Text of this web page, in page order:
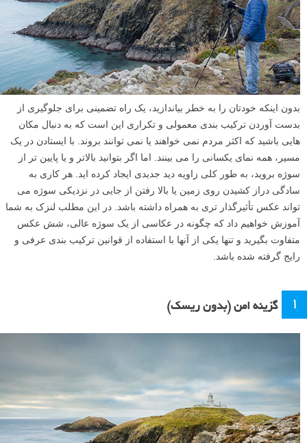
بدون اینکه خودتان را به خطر بیاندازید، یک راه تضمینی برای جلوگیری از
بدست آوردن ترکیب بندی معمولی و تکراری این است که به دنبال مکان
هایی باشید که اکثر مردم نمی خواهند یا نمی توانند بروند. با ایستادن در یک
مسیر، همه نمای یکسانی را می بینند. اما اگر بتوانید بالاتر و یا پایین تر از
سوژه بروید، به طور کلی زاویه دید جدیدی ایجاد کرده اید. هر کاری به
سادگی دراز کشیدن روی زمین یا بالا رفتن از جایی در نزدیکی سوژه می
تواند عکس تأثیرگذار تری به همراه داشته باشد. در این مطلب لنزک به شما
آموزش خواهیم داد که چگونه در عکاسی از یک سوژه عالی، شش عکس
متفاوت بگیرید و تنها یکی از آنها با استفاده از قوانین ترکیب بندی عرفی و
رایج گرفته شده باشد.
۱ گزینه امن (بدون ریسک)